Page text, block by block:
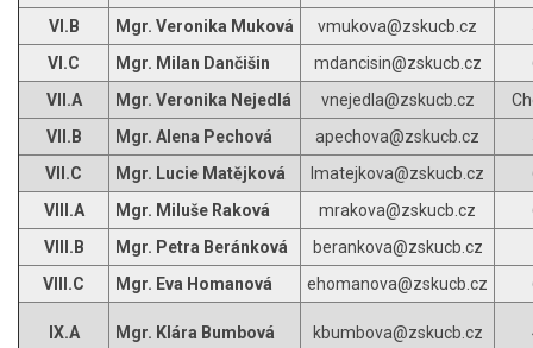
VI.B
Mgr. Veronika Muková vmukova@zskucb.cz
VI.C
Mgr. Milan Dančišin mdancisin@zskucb.cz
VII.A
Mgr. Veronika Nejedlá vnejedla@zskucb.cz
VII.B
Mgr. Alena Pechová apechova@zskucb.cz
VII.C
Mgr. Lucie Matějková lmatejkova@zskucb.cz
VIII.A
Mgr. Miluše Raková mrakova@zskucb.cz
VIII.B
Mgr. Petra Beránková berankova@zskucb.cz
VIII.C
Mgr. Eva Homanová ehomanova@zskucb.cz
IX.A Mgr. Klára Bumbová kbumbova@zskucb.cz